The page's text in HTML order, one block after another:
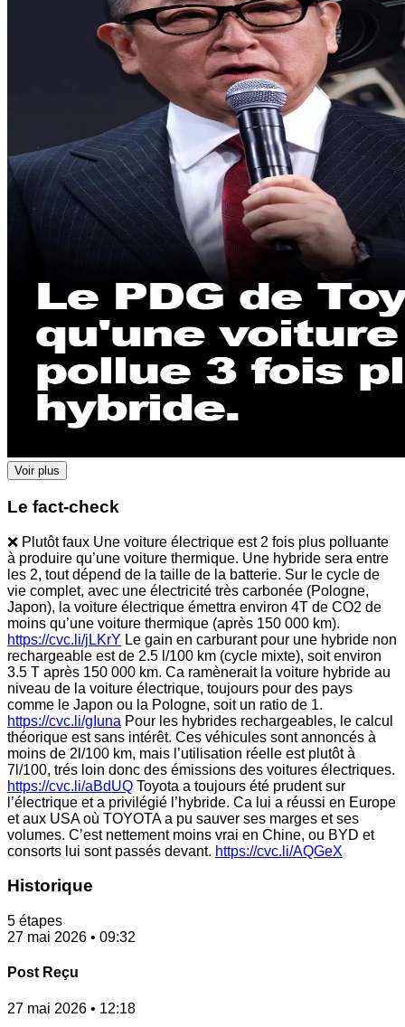
Voir plus
Le fact-check
❌ Plutôt faux Une voiture électrique est 2 fois plus polluante
à produire qu’une voiture thermique. Une hybride sera entre
les 2, tout dépend de la taille de la batterie. Sur le cycle de
vie complet, avec une électricité très carbonée (Pologne,
Japon), la voiture électrique émettra environ 4T de CO2 de
moins qu’une voiture thermique (après 150 000 km).
https://cvc.li/jLKrY Le gain en carburant pour une hybride non
rechargeable est de 2.5 l/100 km (cycle mixte), soit environ
3.5 T après 150 000 km. Ca ramènerait la voiture hybride au
niveau de la voiture électrique, toujours pour des pays
comme le Japon ou la Pologne, soit un ratio de 1.
https://cvc.li/gIuna Pour les hybrides rechargeables, le calcul
théorique est sans intérêt. Ces véhicules sont annoncés à
moins de 2l/100 km, mais l’utilisation réelle est plutôt à
7l/100, trés loin donc des émissions des voitures électriques.
https://cvc.li/aBdUQ Toyota a toujours été prudent sur
l’électrique et a privilégié l’hybride. Ca lui a réussi en Europe
et aux USA où TOYOTA a pu sauver ses marges et ses
volumes. C’est nettement moins vrai en Chine, ou BYD et
consorts lui sont passés devant. https://cvc.li/AQGeX
Historique
5 étapes
27 mai 2026 • 09:32
Post Reçu
27 mai 2026 • 12:18